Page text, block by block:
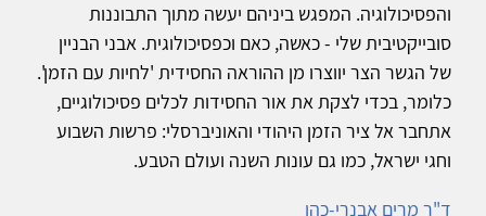
והפסיכולוגיה. המפגש ביניהם יעשה מתוך התבוננות
סובייקטיבית שלי - כאשה, כאם וכפסיכולוגית. אבני הבניין
של הגשר הצר יווצרו מן ההוראה החסידית 'לחיות עם הזמן'.
כלומר, בכדי לצקת את אור החסידות לכלים פסיכולוגיים,
אתחבר אל ציר הזמן היהודי והאוניברסלי: פרשות השבוע
וחגי ישראל, כמו גם עונות השנה ועולם הטבע.
ד"ר מרים אבנרי-כהן